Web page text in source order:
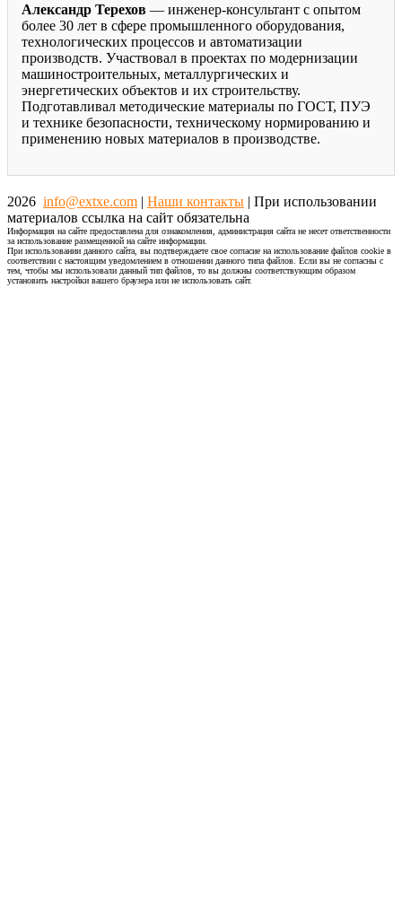
Александр Терехов — инженер-консультант с опытом
более 30 лет в сфере промышленного оборудования,
технологических процессов и автоматизации
производств. Участвовал в проектах по модернизации
машиностроительных, металлургических и
энергетических объектов и их строительству.
Подготавливал методические материалы по ГОСТ, ПУЭ
и технике безопасности, техническому нормированию и
применению новых материалов в производстве.
2026 info@extxe.com | Наши контакты | При использовании
материалов ссылка на сайт обязательна
Информация на сайте предоставлена для ознакомления, администрация сайта не несет ответственности
за использование размещенной на сайте информации.
При использовании данного сайта, вы подтверждаете свое согласие на использование файлов cookie в
соответствии с настоящим уведомлением в отношении данного типа файлов. Если вы не согласны с
тем, чтобы мы использовали данный тип файлов, то вы должны соответствующим образом
установить настройки вашего браузера или не использовать сайт.